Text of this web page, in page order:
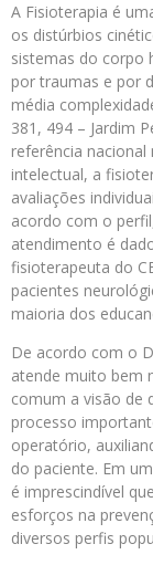
A Fisioterapia é
os distúrbios
sistemas do corpo
por traumas e por
média
381, 494 – Jardim
referência
intelectual, a
avaliações
acordo com o
atendimento é
fisioterapeuta do
pacientes
maioria dos
De acordo com o
atende muito bem
comum a visão de
processo
operatório,
do paciente. Em
é imprescindível
esforços na
diversos perfis